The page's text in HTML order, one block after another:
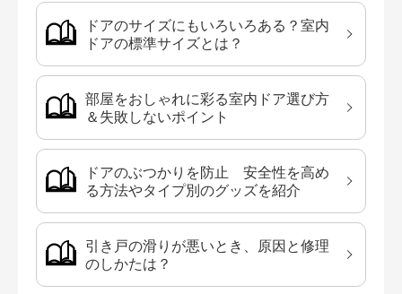
ドアのサイズにもいろいろある？室内
ドアの標準サイズとは？
部屋をおしゃれに彩る室内ドア選び方
＆失敗しないポイント
ドアのぶつかりを防止 安全性を高め
る方法やタイプ別のグッズを紹介
引き戸の滑りが悪いとき、原因と修理
のしかたは？